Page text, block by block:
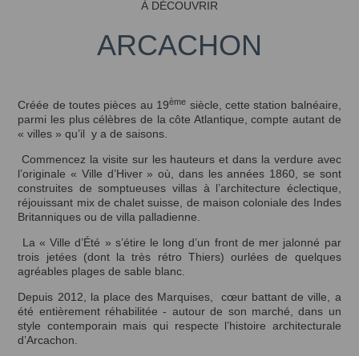
À DÉCOUVRIR
ARCACHON
Créée de toutes pièces au 19ème siècle, cette station balnéaire,
parmi les plus célèbres de la côte Atlantique, compte autant de
« villes » qu’il y a de saisons.
Commencez la visite sur les hauteurs et dans la verdure avec
l’originale « Ville d’Hiver » où, dans les années 1860, se sont
construites de somptueuses villas à l’architecture éclectique,
réjouissant mix de chalet suisse, de maison coloniale des Indes
Britanniques ou de villa palladienne.
La « Ville d’Été » s’étire le long d’un front de mer jalonné par
trois jetées (dont la très rétro Thiers) ourlées de quelques
agréables plages de sable blanc.
Depuis 2012, la place des Marquises, cœur battant de ville, a
été entièrement réhabilitée - autour de son marché, dans un
style contemporain mais qui respecte l’histoire architecturale
d’Arcachon.